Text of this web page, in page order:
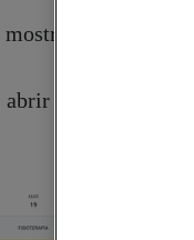
paso a
la cita.